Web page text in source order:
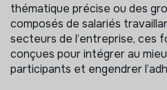
thématique précise ou des
composés de salariés
secteurs de l’entreprise, ces
conçues pour intégrer au
participants et engendrer